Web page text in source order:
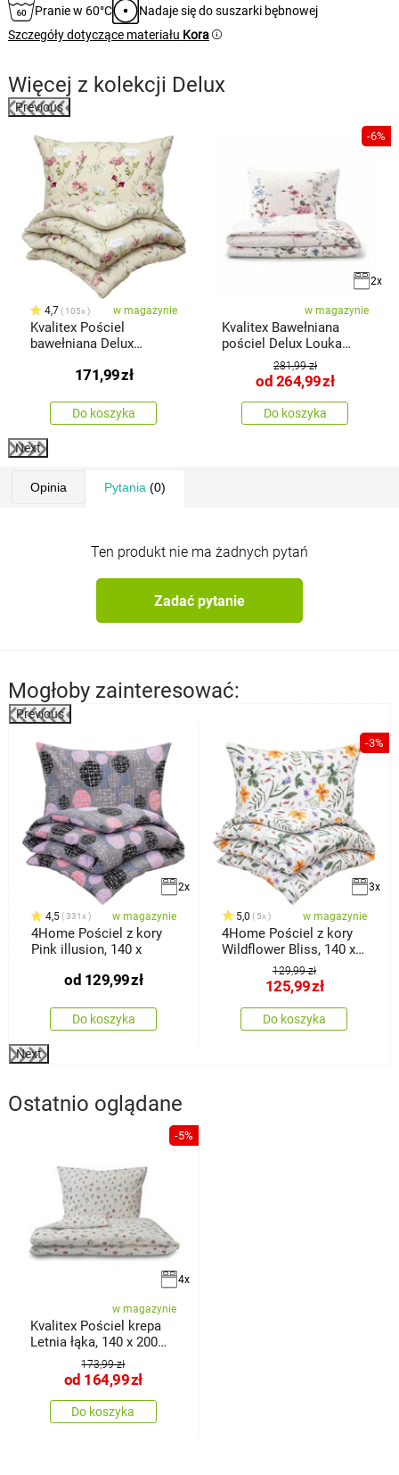
Pranie w 60°C
Nadaje się do suszarki bębnowej
Szczegóły dotyczące materiału Kora
Więcej z kolekcji Delux
Previous
4,7 105x w magazynie
Kvalitex Pościel
bawełniana Delux
140 x 200 cm, 70 x 90
171,99zł
Do koszyka
-6%
2x
w magazynie
Kvalitex Bawełniana
pościel Delux Louka
281,99 zł
od 264,99zł
Do koszyka
Next
Opinia Pytania (0)
Ten produkt nie ma żadnych pytań
Zadać pytanie
Mogłoby zainteresować:
Previous
2x
4,5 331x w magazynie
4Home Pościel z kory
Pink illusion, 140 x
od 129,99zł
Do koszyka
-3%
3x
5,0 5x w magazynie
4Home Pościel z kory
Wildflower Bliss, 140 x
220 cm, 70 x 90 cm
129,99 zł
125,99zł
Do koszyka
Next
Ostatnio oglądane
-5%
4x
w magazynie
Kvalitex Pościel krepa
Letnia łąka, 140 x 200
173,99 zł
od 164,99zł
Do koszyka